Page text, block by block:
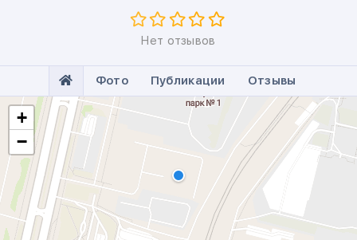
Нет отзывов
Фото Публикации Отзывы
+
−